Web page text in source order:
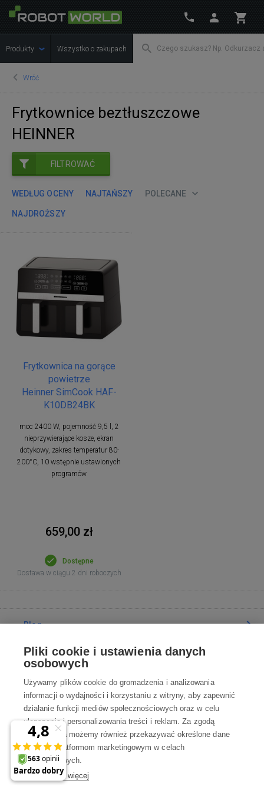
Produkty Wszystko o zakupach
Wróć
Frytkownice beztłuszczowe
HEINNER
FILTROWAĆ
WEDŁUG OCENY NAJTAŃSZY POLECANE
NAJDROŻSZY
Frytkownica na gorące
powietrze
Heinner SimCook HAF-
K10DB24BK
moc 2400 W, pojemność 9,5 l, 2
nieprzywierające kosze, ekran
dotykowy, zakres temperatur 80-
200°C, 10 wstępnie ustawionych
programów
659,00 zł
Dostępne
Dostawa w ciągu 2 dni roboczych
Blog
Poradnia
Wszystko o zakupach
Kontakt
Skontaktuj się z Nami
Pliki cookie i ustawienia danych
osobowych
Używamy plików cookie do gromadzenia i analizowania
informacji o wydajności i korzystaniu z witryny, aby zapewnić
działanie funkcji mediów społecznościowych oraz w celu
ulepszania i personalizowania treści i reklam. Za zgodą
użytkownika możemy również przekazywać określone dane
osobowe platformom marketingowym w celach
marketingowych.
Dowiedz się więcej